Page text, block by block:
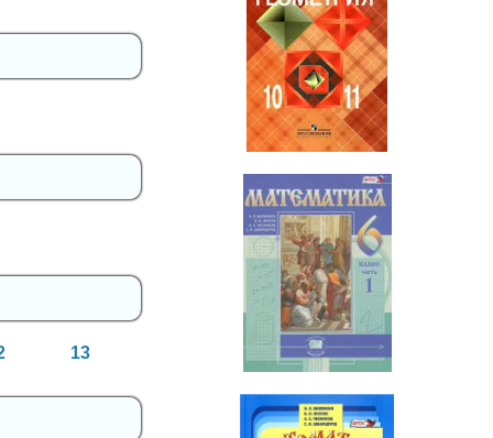
13
Геометрия
10-11 класс
Математика
6 класс